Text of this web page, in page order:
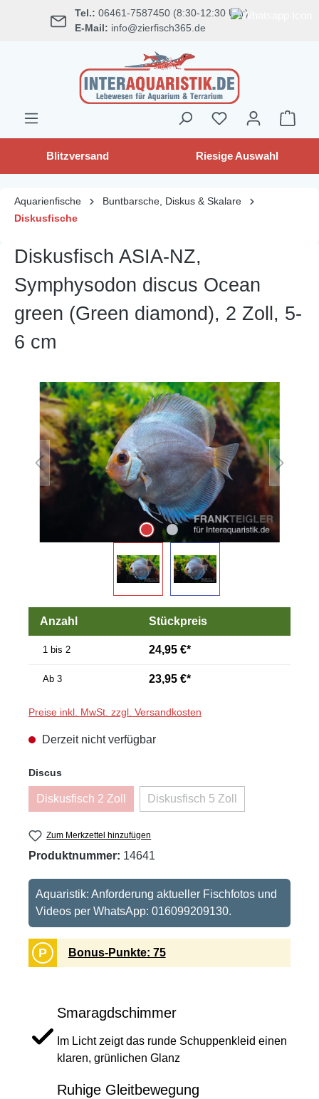
springen Tel.: 06461-7587450 (8:30-12:30 Uhr)
E-Mail: info@zierfisch365.de
Blitzversand Riesige Auswahl
Aquarienfische
Buntbarsche, Diskus & Skalare
Diskusfische
Diskusfisch ASIA-NZ,
Symphysodon discus Ocean
green (Green diamond), 2 Zoll, 5-
6 cm
Bildergalerie überspringen
Anzahl Stückpreis
1 bis 2 24,95 €*
Ab 3 23,95 €*
Preise inkl. MwSt. zzgl. Versandkosten
Derzeit nicht verfügbar
Discusauswählen
Diskusfisch 2 Zoll
(Diese Option ist zurzeit nicht verfügbar.)
Diskusfisch 5 Zoll
(Diese Option ist zurzeit
Zum Merkzettel hinzufügen
Produktnummer: 14641
Aquaristik: Anforderung aktueller Fischfotos und
Videos per WhatsApp: 016099209130.
P Bonus-Punkte: 75
Smaragdschimmer
Im Licht zeigt das runde Schuppenkleid einen
klaren, grünlichen Glanz
Ruhige Gleitbewegung